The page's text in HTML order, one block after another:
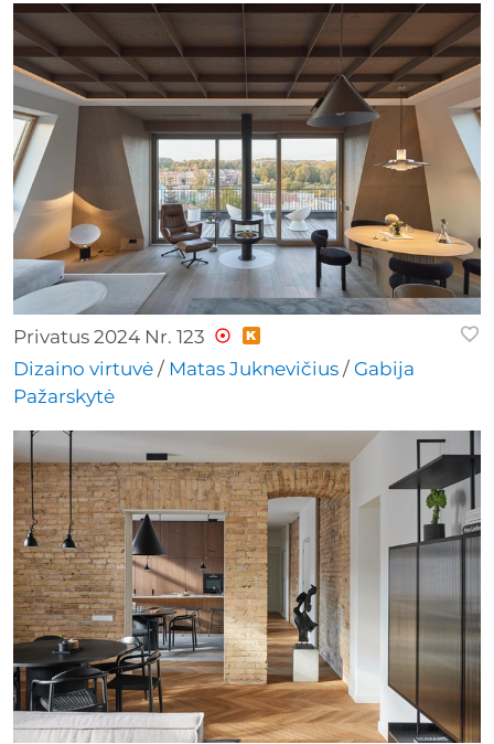
Privatus 2024 Nr. 123
Dizaino virtuvė / Matas Juknevičius / Gabija
Pažarskytė